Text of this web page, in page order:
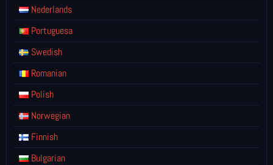
Nederlands
Portuguesa
Swedish
Romanian
Polish
Norwegian
Finnish
Bulgarian